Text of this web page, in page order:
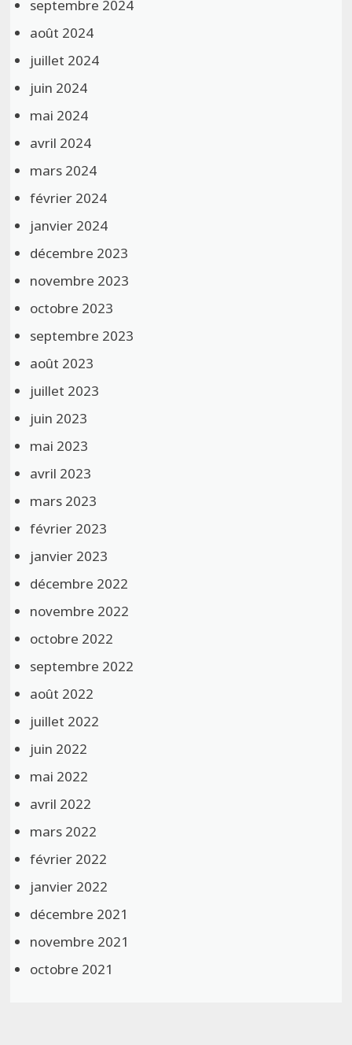
septembre 2024
août 2024
juillet 2024
juin 2024
mai 2024
avril 2024
mars 2024
février 2024
janvier 2024
décembre 2023
novembre 2023
octobre 2023
septembre 2023
août 2023
juillet 2023
juin 2023
mai 2023
avril 2023
mars 2023
février 2023
janvier 2023
décembre 2022
novembre 2022
octobre 2022
septembre 2022
août 2022
juillet 2022
juin 2022
mai 2022
avril 2022
mars 2022
février 2022
janvier 2022
décembre 2021
novembre 2021
octobre 2021